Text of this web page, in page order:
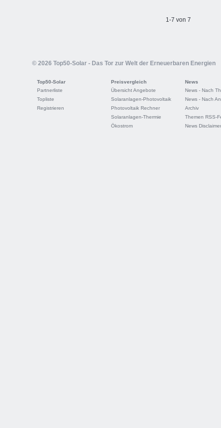
1-7 von 7
© 2026 Top50-Solar - Das Tor zur Welt der Erneuerbaren Energien
Top50-Solar
Partnerliste
Topliste
Registrieren
Preisvergleich
Übersicht Angebote
Solaranlagen-Photovoltaik
Photovoltaik Rechner
Solaranlagen-Thermie
Ökostrom
News
News - Nach
News - Nach
Archiv
Themen RSS-
News Disclaimer